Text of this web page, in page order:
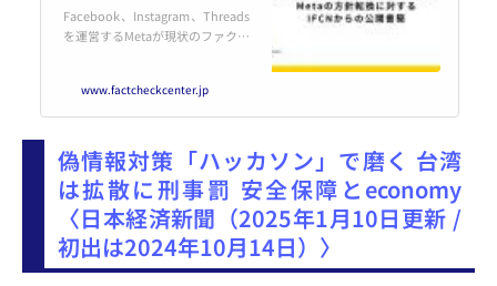
Facebook、Instagram、Threads
を運営するMetaが現状のファクト
表しました。マーク・ザッカバー
グCEOは「検閲が過剰だ」とその
シップを結んできたファクト
チェック団体を「政治的に偏り、
信頼を生むよりも壊してきた」と
説明しました。世界中のファクト
チェック団体を認証している国際
ファクトチェックネットワーク（I
FCN）は、この...
www.factcheckcenter.jp
偽情報対策「ハッカソン」で磨く 台湾
は拡散に刑事罰 安全保障とeconomy
〈日本経済新聞（2025年1月10日更新 /
初出は2024年10月14日）〉